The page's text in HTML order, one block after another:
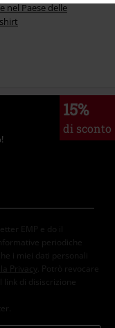
nel Paese delle
15%
di sconto
EMP e do il
periodiche
i miei dati personali
Privacy
. Potrò revocare
link di disiscrizione